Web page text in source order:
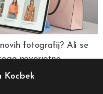
fotografij? Ali se
neverjetne
fotografijami? Kot
da kakovost
Kocbek